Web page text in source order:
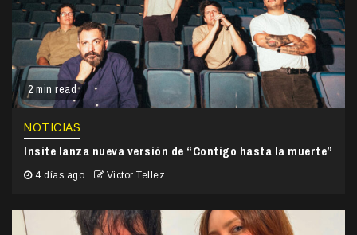
2 min read
NOTICIAS
Insite lanza nueva versión de “Contigo hasta la muerte”
4 días ago Victor Tellez